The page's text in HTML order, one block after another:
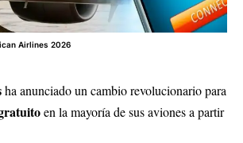
Airlines 2026
ha anunciado un cambio revolucionario para
en la mayoría de sus aviones a partir